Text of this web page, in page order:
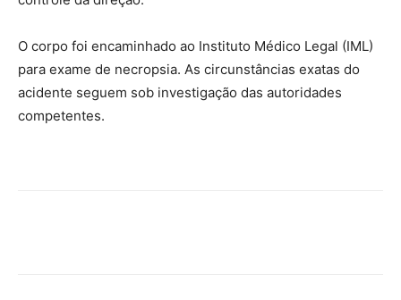
O corpo foi encaminhado ao Instituto Médico Legal (IML)
para exame de necropsia. As circunstâncias exatas do
acidente seguem sob investigação das autoridades
competentes.